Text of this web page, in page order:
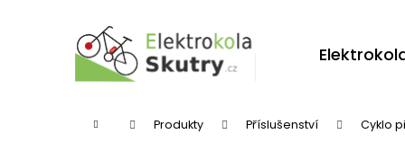
Domů Produkty Příslušenství Cyklo
Zpět
Zpět